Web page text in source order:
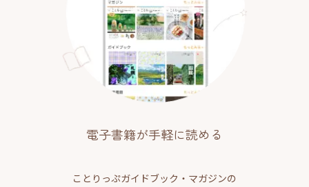
電子書籍が手軽に読める
ことりっぷガイドブック・マガジンの